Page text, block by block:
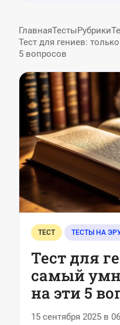
ГлавнаяТестыРубрики
Тест для гениев:
5 вопросов
ТЕСТ ТЕСТЫ НА
Тест для
самый
на эти 5
15 сентября 2025 в